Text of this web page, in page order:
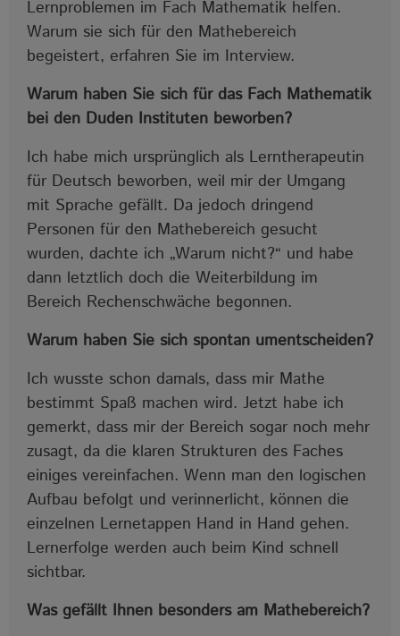
Lernproblemen im Fach Mathematik helfen.
Warum sie sich für den Mathebereich
begeistert, erfahren Sie im Interview.
Warum haben Sie sich für das Fach Mathematik
bei den Duden Instituten beworben?
Ich habe mich ursprünglich als Lerntherapeutin
für Deutsch beworben, weil mir der Umgang
mit Sprache gefällt. Da jedoch dringend
Personen für den Mathebereich gesucht
wurden, dachte ich „Warum nicht?“ und habe
dann letztlich doch die Weiterbildung im
Bereich Rechenschwäche begonnen.
Warum haben Sie sich spontan umentscheiden?
Ich wusste schon damals, dass mir Mathe
bestimmt Spaß machen wird. Jetzt habe ich
gemerkt, dass mir der Bereich sogar noch mehr
zusagt, da die klaren Strukturen des Faches
einiges vereinfachen. Wenn man den logischen
Aufbau befolgt und verinnerlicht, können die
einzelnen Lernetappen Hand in Hand gehen.
Lernerfolge werden auch beim Kind schnell
sichtbar.
Was gefällt Ihnen besonders am Mathebereich?